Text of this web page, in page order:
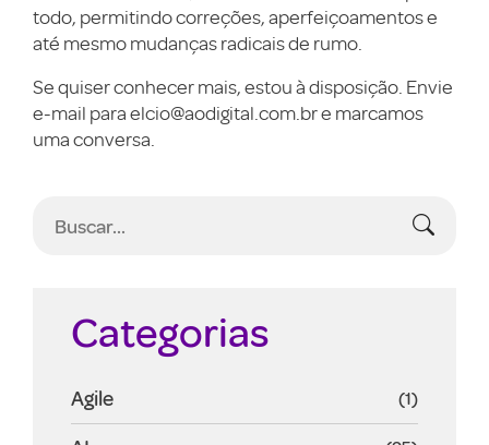
todo, permitindo correções, aperfeiçoamentos e
até mesmo mudanças radicais de rumo.
Se quiser conhecer mais, estou à disposição. Envie
e-mail para elcio@aodigital.com.br e marcamos
uma conversa.
Categorias
Agile (1)